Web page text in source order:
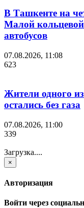
В Ташкенте на
Малой
автобусов
07.08.2026, 11:08
623
Жители одного
остались без газа
07.08.2026, 11:00
339
Загрузка....
×
Авторизация
Войти через